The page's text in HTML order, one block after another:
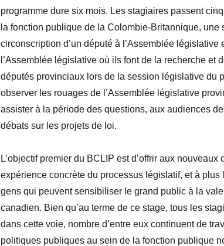
programme dure six mois. Les stagiaires passent
la fonction publique de la Colombie-Britannique, une
circonscription d’un député à l’Assemblée législative
l’Assemblée législative où ils font de la recherche et
députés provinciaux lors de la session législative du
observer les rouages de l’Assemblée législative
assister à la période des questions, aux audiences
débats sur les projets de loi.
L’objectif premier du BCLIP est d’offrir aux
expérience concrète du processus législatif, et à plus
gens qui peuvent sensibiliser le grand public à la
canadien. Bien qu’au terme de ce stage, tous les
dans cette voie, nombre d’entre eux continuent de
politiques publiques au sein de la fonction publique